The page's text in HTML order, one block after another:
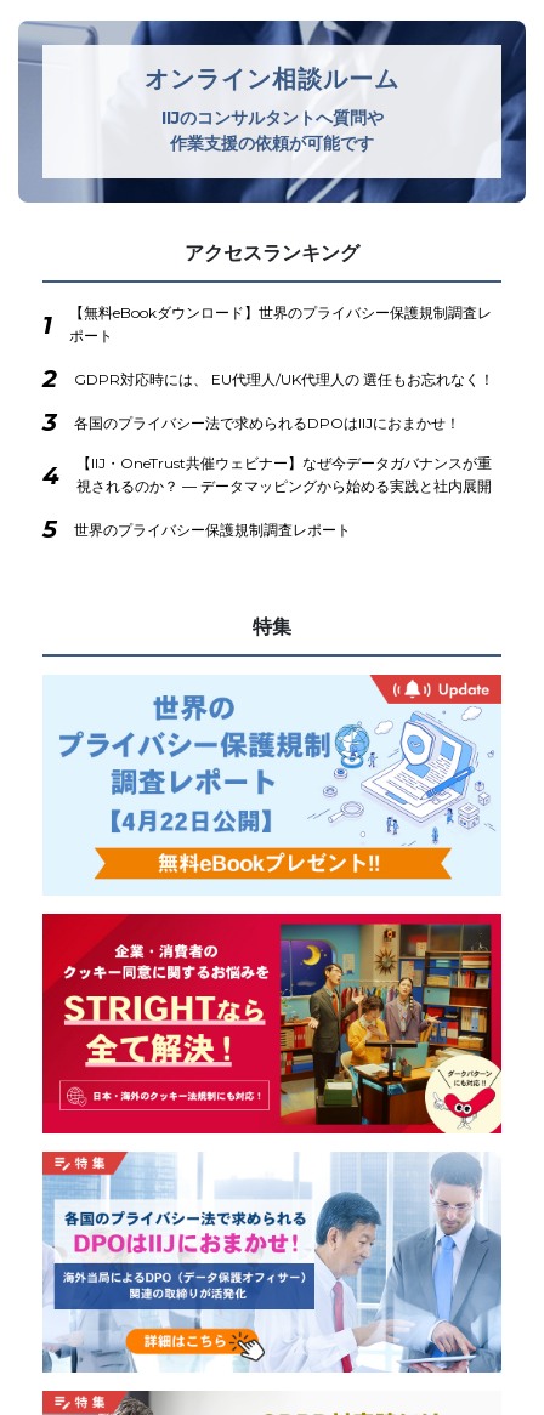
オンライン相談ルーム
IIJのコンサルタントへ質問や
作業支援の依頼が可能です
アクセスランキング
1
【無料eBookダウンロード】世界のプライバシー保護規制調査レ
ポート
2 GDPR対応時には、 EU代理人/UK代理人の 選任もお忘れなく！
3 各国のプライバシー法で求められるDPOはIIJにおまかせ！
4
【IIJ・OneTrust共催ウェビナー】なぜ今データガバナンスが重
視されるのか？ ― データマッピングから始める実践と社内展開
5 世界のプライバシー保護規制調査レポート
特集